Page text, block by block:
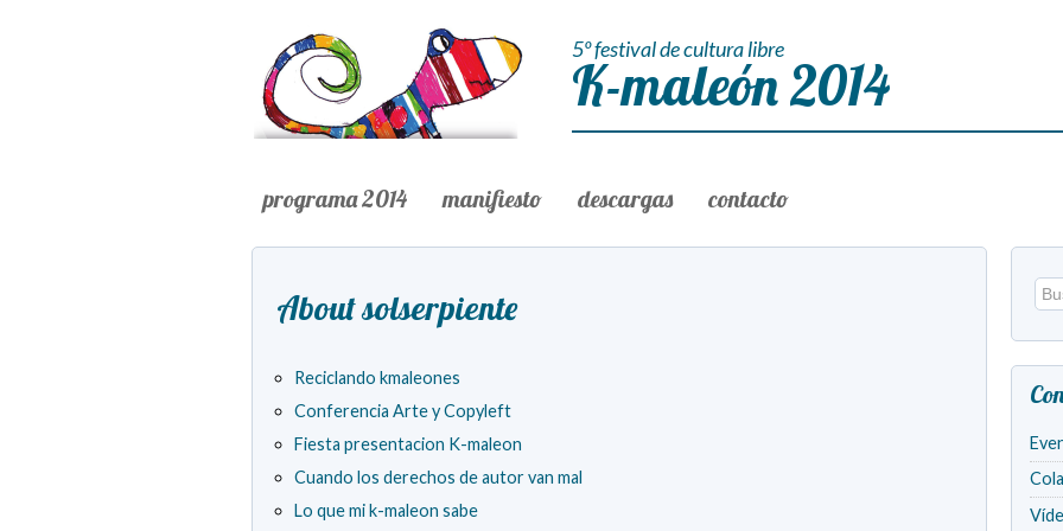
5º festival de cultura libre
K-maleón 2014
programa 2014 manifiesto descargas contacto
About solserpiente
Reciclando kmaleones
Conferencia Arte y Copyleft
Fiesta presentacion K-maleon
Cuando los derechos de autor van mal
Lo que mi k-maleon sabe